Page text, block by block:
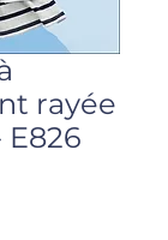
rayée
E826